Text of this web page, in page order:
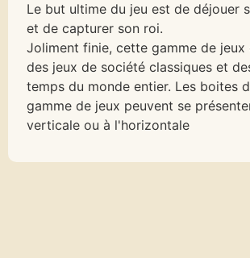
Le but ultime du jeu est de déjouer
et de capturer son roi.
Joliment finie, cette gamme de jeux
des jeux de société classiques et
temps du monde entier. Les boites
gamme de jeux peuvent se
verticale ou à l'horizontale